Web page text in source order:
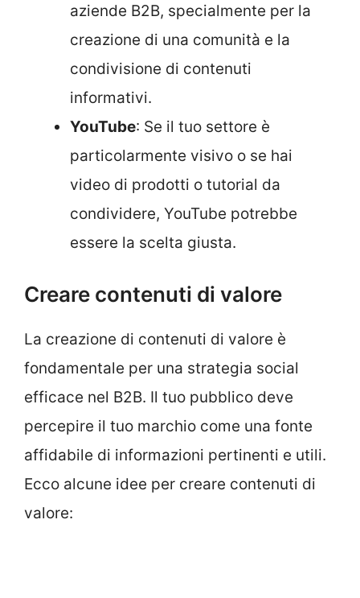
aziende B2B, specialmente per la
creazione di una comunità e la
condivisione di contenuti
informativi.
YouTube: Se il tuo settore è
particolarmente visivo o se hai
video di prodotti o tutorial da
condividere, YouTube potrebbe
essere la scelta giusta.
Creare contenuti di valore
La creazione di contenuti di valore è
fondamentale per una strategia social
efficace nel B2B. Il tuo pubblico deve
percepire il tuo marchio come una fonte
affidabile di informazioni pertinenti e utili.
Ecco alcune idee per creare contenuti di
valore: